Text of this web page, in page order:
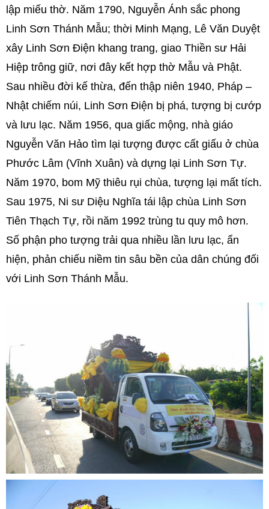
lập miếu thờ. Năm 1790, Nguyễn Ánh sắc phong
Linh Sơn Thánh Mẫu; thời Minh Mạng, Lê Văn Duyệt
xây Linh Sơn Điện khang trang, giao Thiền sư Hải
Hiệp trông giữ, nơi đây kết hợp thờ Mẫu và Phật.
Sau nhiều đời kế thừa, đến thập niên 1940, Pháp –
Nhật chiếm núi, Linh Sơn Điện bị phá, tượng bị cướp
và lưu lạc. Năm 1956, qua giấc mộng, nhà giáo
Nguyễn Văn Hảo tìm lại tượng được cất giấu ở chùa
Phước Lâm (Vĩnh Xuân) và dựng lại Linh Sơn Tự.
Năm 1970, bom Mỹ thiêu rụi chùa, tượng lại mất tích.
Sau 1975, Ni sư Diệu Nghĩa tái lập chùa Linh Sơn
Tiên Thạch Tự, rồi năm 1992 trùng tu quy mô hơn.
Số phận pho tượng trải qua nhiều lần lưu lạc, ẩn
hiện, phản chiếu niềm tin sâu bền của dân chúng đối
với Linh Sơn Thánh Mẫu.